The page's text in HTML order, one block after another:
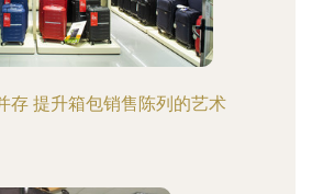
存 提升箱包销售陈列的艺术